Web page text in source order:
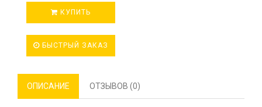
КУПИТЬ
БЫСТРЫЙ ЗАКАЗ
ОПИСАНИЕ ОТЗЫВОВ (0)